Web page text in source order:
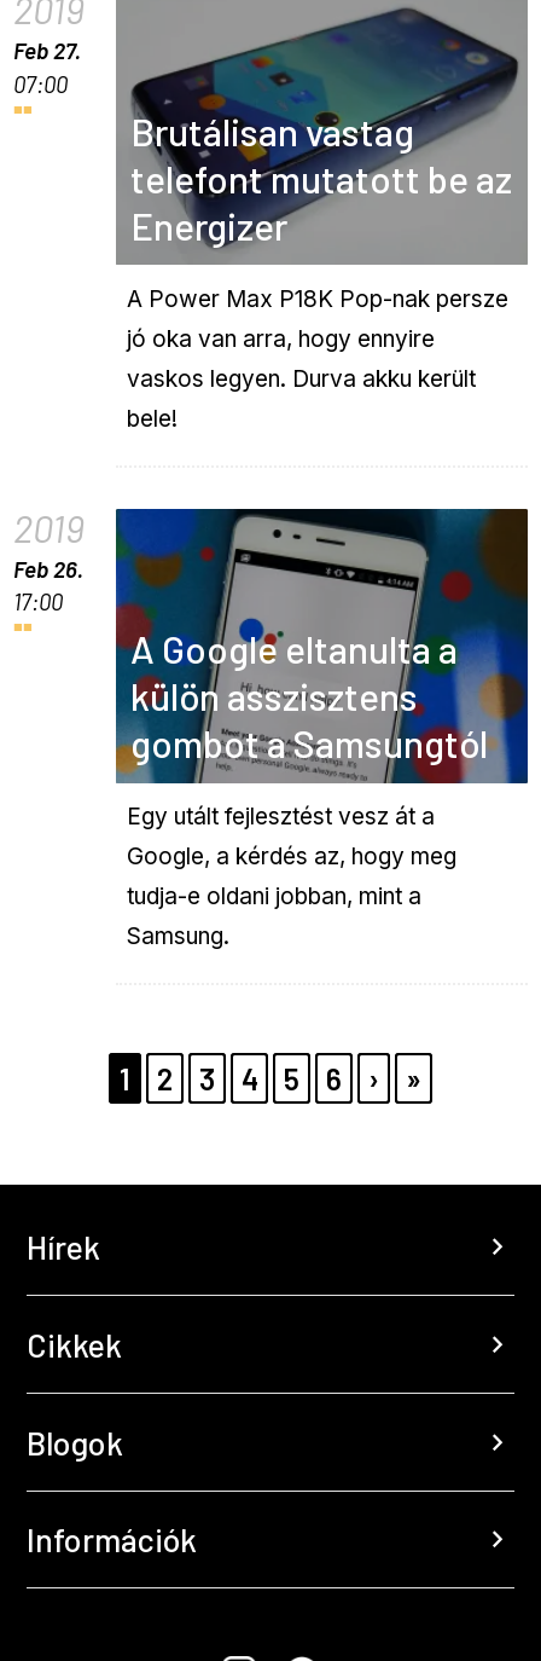
2019
Feb 27.
07:00
Brutálisan vastag
telefont mutatott be az
Energizer
A Power Max P18K Pop-nak persze
jó oka van arra, hogy ennyire
vaskos legyen. Durva akku került
bele!
2019
Feb 26.
17:00
A Google eltanulta a
külön asszisztens
gombot a Samsungtól
Egy utált fejlesztést vesz át a
Google, a kérdés az, hogy meg
tudja-e oldani jobban, mint a
Samsung.
PAGE
1 PAGE
2 PAGE
3 PAGE
4 PAGE
5 PAGE
6
KÖVETKEZŐ
OLDAL
›
UTOLSÓ
OLDAL
»
Hírek chevron_right
Cikkek chevron_right
Blogok chevron_right
Információk chevron_right